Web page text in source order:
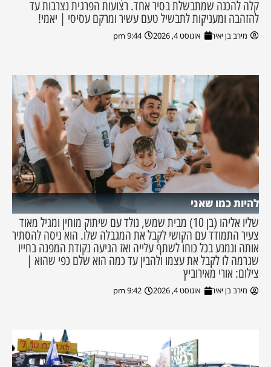
קלה להכנה שמתבשלת בסיר אחד. רצועות הפרגית נצרבות עד
להזהבה ומעניקות לתבשיל טעם עשיר ומרקם עסיסי | יאמי!
מירב בן יאיר אוגוסט 4, 2026 9:44 pm
להיות כמו שאני
שליו אליהו (בן 10) מבית שמש, נולד עם שיתוק מוחין ומגיל מאוד
צעיר התמודד עם הקושי לקבל את המגבלה שלו. הוא ניסה להסתיר
אותה ונמנע בכל כוחו לשתף עלייה ואז הגיעה נקודת המפנה בחייו
שגרמה לו לקבל את עצמו ולהבין עד כמה הוא שלם כפי שהוא |
צילום: אורי מאירוביץ
מירב בן יאיר אוגוסט 4, 2026 9:42 pm